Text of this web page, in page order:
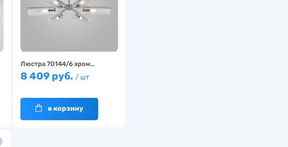
Люстра 70144/6 хром…
8 409 руб. / шт
в корзину